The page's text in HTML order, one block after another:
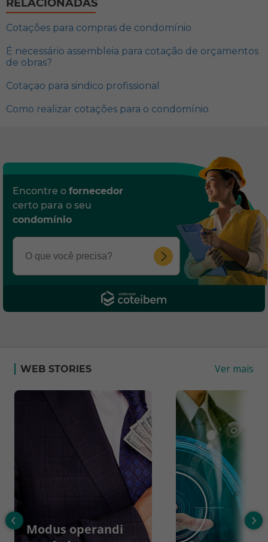
RELACIONADAS
Cotações para compras de condomínio
É necessário assembleia para cotação de orçamentos
de obras?
Cotaçao para sindico profissional
Como realizar cotações para o condomínio
Encontre o fornecedor
certo para o seu
condomínio
WEB STORIES Ver mais
Modus operandi
‹ ›